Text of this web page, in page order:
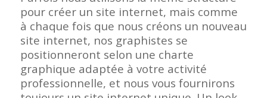
pour créer un site internet, mais comme
à chaque fois que nous créons un nouveau
site internet, nos graphistes se
positionneront selon une charte
graphique adaptée à votre activité
professionnelle, et nous vous fournirons